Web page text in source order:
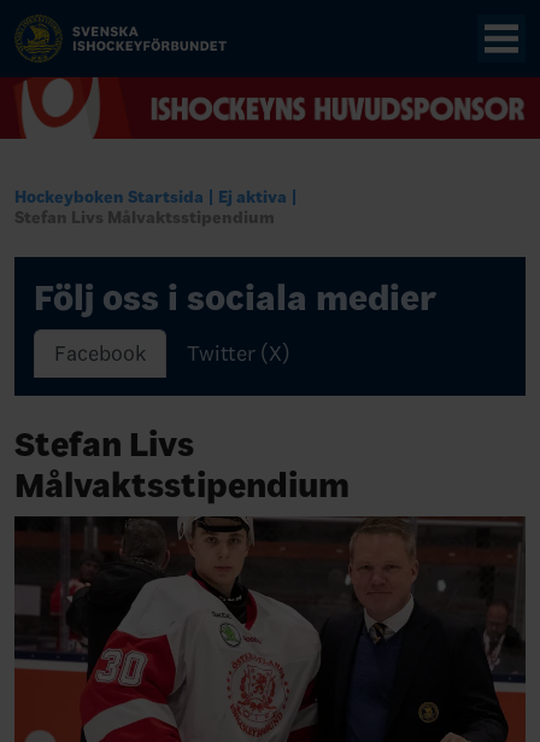
Hockeyboken Startsida
Ej aktiva
Stefan Livs Målvaktsstipendium
Följ oss i sociala medier
Facebook Twitter (X)
Stefan Livs
Målvaktsstipendium